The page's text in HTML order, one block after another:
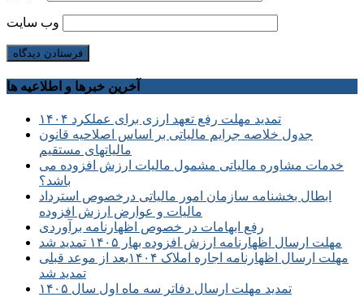
وب‌ سایت
آخرین خبرها و اطلاعیه ها
تمدید مهلت رفع تعهد ارزی برای عملکرد ۱۴۰۴
جدول خلاصه جرایم مالیاتی بر اساس اصلاحیه قانون
مالیاتهای مستقیم
خدمات مشاوره مالیاتی مشمول مالیات ارزش افزوده می
باشد؟
ابطال بخشنامه سازمان امور مالیاتی درخصوص استرداد
مالیات و عوارض ارزش افزوده
رفع ابهامات در خصوص اظهارنامه برآوردی
مهلت ارسال اظهارنامه ارزش افزوده بهار ۱۴۰۵ تمدید شد
مهلت ارسال اظهارنامه اجاره املاک ۱۴۰۴بعد از موعد قبلی
تمدید شد
تمدید مهلت ارسال دفاتر سه ماه اول سال ۱۴۰۵